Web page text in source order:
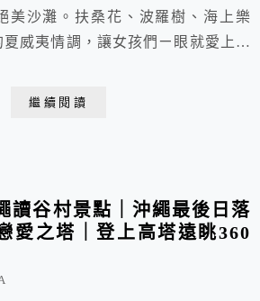
美沙灘。扶桑花、波羅樹、海上樂
夏威夷情調，讓女孩們ㄧ眼就愛上。
繼續閱讀
讀谷村景點｜沖繩最後日落
愛之塔｜登上高塔遠眺360